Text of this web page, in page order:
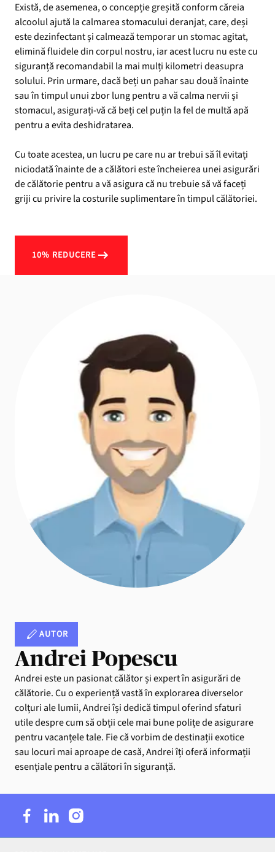
Există, de asemenea, o concepție greșită conform căreia
alcoolul ajută la calmarea stomacului deranjat, care, deși
este dezinfectant și calmează temporar un stomac agitat,
elimină fluidele din corpul nostru, iar acest lucru nu este cu
siguranță recomandabil la mai mulți kilometri deasupra
solului. Prin urmare, dacă beți un pahar sau două înainte
sau în timpul unui zbor lung pentru a vă calma nervii și
stomacul, asigurați-vă că beți cel puțin la fel de multă apă
pentru a evita deshidratarea.
Cu toate acestea, un lucru pe care nu ar trebui să îl evitați
niciodată înainte de a călători este încheierea unei asigurări
de călătorie pentru a vă asigura că nu trebuie să vă faceți
griji cu privire la costurile suplimentare în timpul călătoriei.
10% REDUCERE
AUTOR
Andrei Popescu
Andrei este un pasionat călător și expert în asigurări de
călătorie. Cu o experiență vastă în explorarea diverselor
colțuri ale lumii, Andrei își dedică timpul oferind sfaturi
utile despre cum să obții cele mai bune polițe de asigurare
pentru vacanțele tale. Fie că vorbim de destinații exotice
sau locuri mai aproape de casă, Andrei îți oferă informații
esențiale pentru a călători în siguranță.